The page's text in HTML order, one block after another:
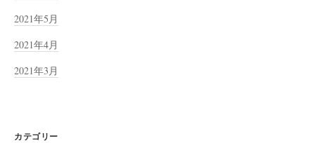
2021年5月
2021年4月
2021年3月
カテゴリー